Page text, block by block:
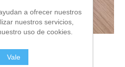
a ofrecer nuestros
nuestros servicios,
uso de cookies.
Vale